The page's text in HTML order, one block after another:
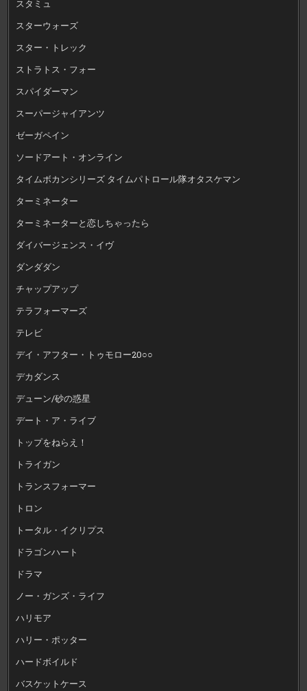
スタミュ
スターウォーズ
スター・トレック
ストラトス・フォー
スパイダーマン
スーパージャイアンツ
ゼーガペイン
ソードアート・オンライン
タイムボカンシリーズ タイムパトロール隊オタスケマン
ターミネーター
ターミネーターと恋しちゃったら
ダイバージェンス・イヴ
ダンダダン
チャップアップ
テラフォーマーズ
テレビ
デイ・アフター・トゥモロー20○○
デカダンス
デューン/砂の惑星
デート・ア・ライブ
トップをねらえ！
トライガン
トランスフォーマー
トロン
トータル・イクリプス
ドラゴンハート
ドラマ
ノー・ガンズ・ライフ
ハリモア
ハリー・ポッター
ハードボイルド
バスケットケース